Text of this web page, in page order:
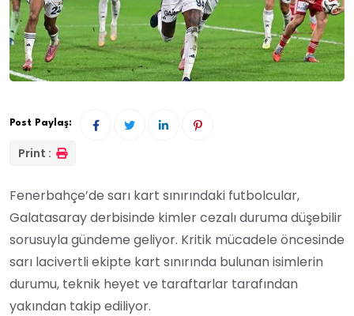
Post Paylaş:
Print :
Fenerbahçe’de sarı kart sınırındaki futbolcular,
Galatasaray derbisinde kimler cezalı duruma düşebilir
sorusuyla gündeme geliyor. Kritik mücadele öncesinde
sarı lacivertli ekipte kart sınırında bulunan isimlerin
durumu, teknik heyet ve taraftarlar tarafından
yakından takip ediliyor.